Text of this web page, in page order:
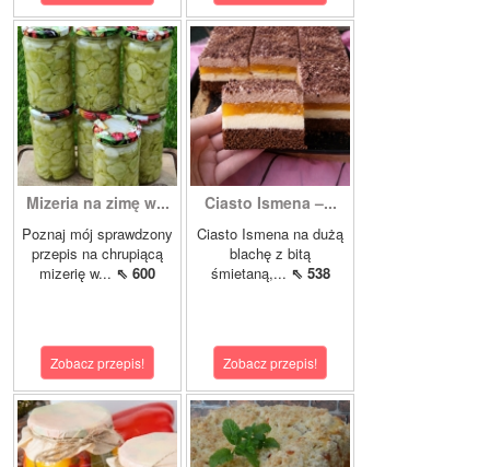
Mizeria na zimę w...
Poznaj mój sprawdzony
przepis na chrupiącą
mizerię w... ⇖ 600
Zobacz przepis!
Ciasto Ismena –...
Ciasto Ismena na dużą
blachę z bitą
śmietaną,... ⇖ 538
Zobacz przepis!